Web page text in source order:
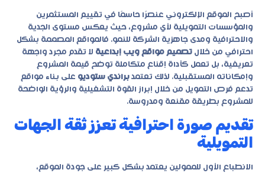
أصبح الموقع الإلكتروني عنصرًا حاسمًا في تقييم المستثمرين
والمؤسسات التمويلية لأي مشروع، حيث يعكس مستوى الجدية
والاحترافية ومدى جاهزية الشركة للنمو. فالمواقع المصممة بشكل
احترافي من خلال تصميم مواقع ويب إبداعية لا تقدم مجرد واجهة
تعريفية، بل تعمل كأداة إقناع متكاملة توضح قيمة المشروع
وإمكاناته المستقبلية. لذلك تعتمد براندي ستوديو على بناء مواقع
تدعم فرص التمويل من خلال إبراز القوة التشغيلية والرؤية الواضحة
للمشروع بطريقة مقنعة ومدروسة.
تقديم صورة احترافية تعزز ثقة الجهات
التمويلية
الانطباع الأول للممولين يعتمد بشكل كبير على جودة الموقع،